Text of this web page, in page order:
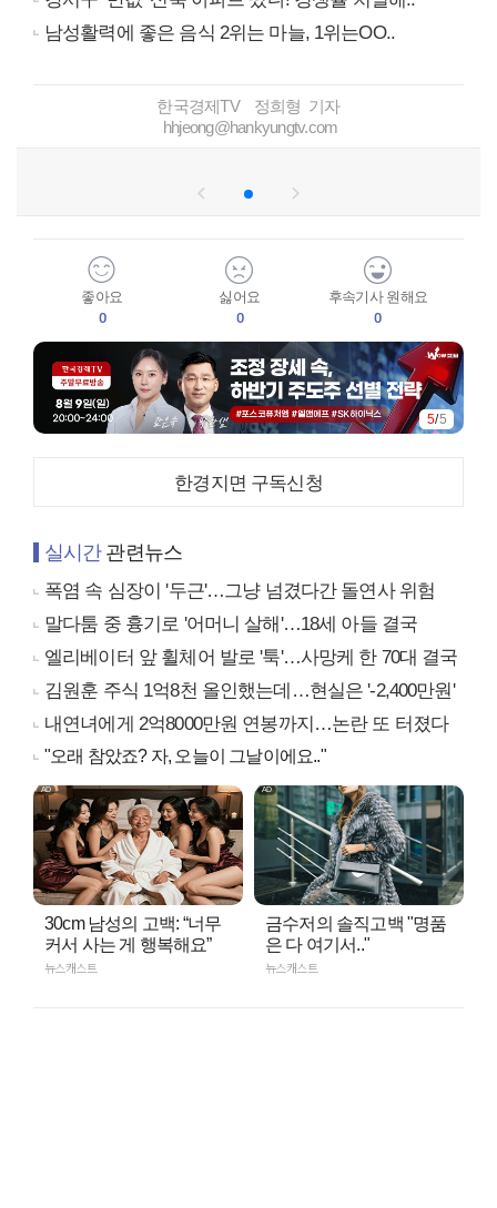
남성활력에 좋은 음식 2위는 마늘, 1위는OO..
한국경제TV 정희형 기자
hhjeong@hankyungtv.com
좋아요
0
싫어요
0
후속기사 원해요
0
5/5
한경지면 구독신청
실시간관련뉴스
폭염 속 심장이 '두근'…그냥 넘겼다간 돌연사 위험
말다툼 중 흉기로 '어머니 살해'…18세 아들 결국
엘리베이터 앞 휠체어 발로 '툭'…사망케 한 70대 결국
김원훈 주식 1억8천 올인했는데…현실은 '-2,400만원'
내연녀에게 2억8000만원 연봉까지…논란 또 터졌다
"오래 참았죠? 자, 오늘이 그날이에요.."
30cm 남성의 고백: “너무
커서 사는 게 행복해요”
뉴스캐스트
금수저의 솔직고백 "명품
은 다 여기서.."
뉴스캐스트